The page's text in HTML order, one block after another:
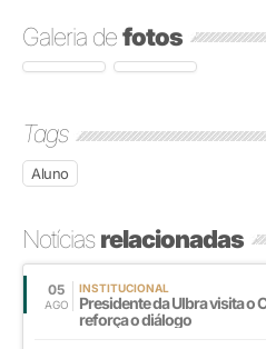
Galeria defotos
Tags
Aluno
Notíciasrelacionadas
05
AGO
INSTITUCIONAL
Presidente da Ulbra visita o
reforça o diálogo